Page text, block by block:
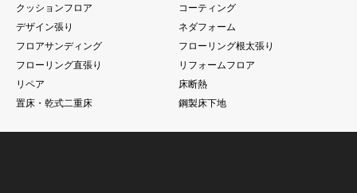
クッションフロア
コーティング
デザイン張り
ネダフォーム
フロアサンディング
フローリング根太張り
フローリング直張り
リフォームフロア
リペア
床断熱
置床・乾式二重床
鋼製床下地